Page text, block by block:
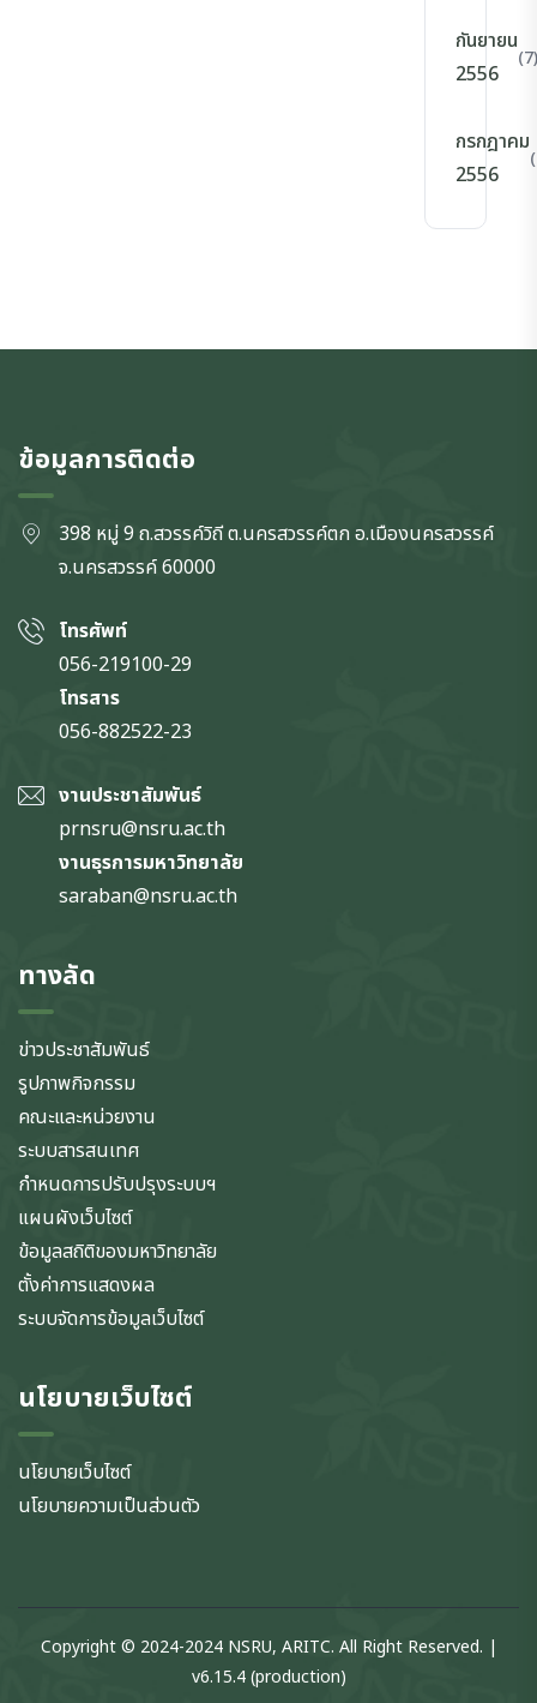
กันยายน
2556
(7)
กรกฎาคม
2556
ข้อมูลการติดต่อ
398 หมู่ 9 ถ.สวรรค์วิถี ต.นครสวรรค์ตก อ.เมืองนครสวรรค์
จ.นครสวรรค์60000
โทรศัพท์
056-219100-29
โทรสาร
056-882522-23
งานประชาสัมพันธ์
prnsru@nsru.ac.th
งานธุรการมหาวิทยาลัย
saraban@nsru.ac.th
ทางลัด
ข่าวประชาสัมพันธ์
รูปภาพกิจกรรม
คณะและหน่วยงาน
ระบบสารสนเทศ
กำหนดการปรับปรุงระบบฯ
แผนผังเว็บไซต์
ข้อมูลสถิติของมหาวิทยาลัย
ตั้งค่าการแสดงผล
ระบบจัดการข้อมูลเว็บไซต์
นโยบายเว็บไซต์
นโยบายเว็บไซต์
นโยบายความเป็นส่วนตัว
Copyright © 2024-2024 NSRU, ARITC. All Right Reserved. |
v6.15.4 (production)